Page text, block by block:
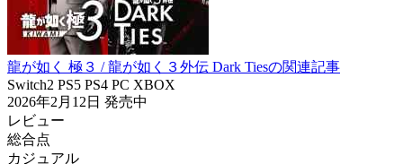
龍が如く 極３ / 龍が如く３外伝 Dark Tiesの関連記事
Switch2 PS5 PS4 PC XBOX
2026年2月12日 発売中
レビュー
総合点
カジュアル